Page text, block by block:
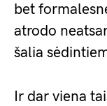
bet
atrodo
šalia
Ir dar viena